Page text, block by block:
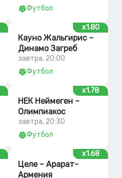
Футбол
x1.80
Кауно Жальгирис –
Динамо Загреб
завтра, 20:00
Футбол
x1.78
НЕК Неймеген –
Олимпиакос
завтра, 20:30
Футбол
x1.68
Целе – Арарат-
Армения